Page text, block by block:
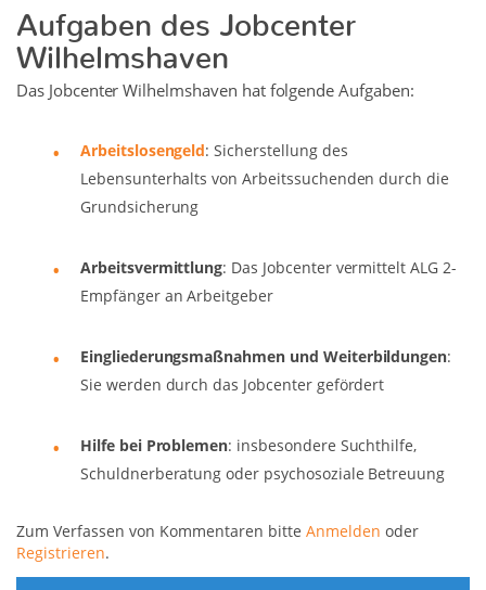
Aufgaben des Jobcenter
Wilhelmshaven
Das Jobcenter Wilhelmshaven hat folgende Aufgaben:
Arbeitslosengeld: Sicherstellung des
Lebensunterhalts von Arbeitssuchenden durch die
Grundsicherung
Arbeitsvermittlung: Das Jobcenter vermittelt ALG 2-
Empfänger an Arbeitgeber
Eingliederungsmaßnahmen und Weiterbildungen:
Sie werden durch das Jobcenter gefördert
Hilfe bei Problemen: insbesondere Suchthilfe,
Schuldnerberatung oder psychosoziale Betreuung
Zum Verfassen von Kommentaren bitte Anmelden oder
Registrieren.